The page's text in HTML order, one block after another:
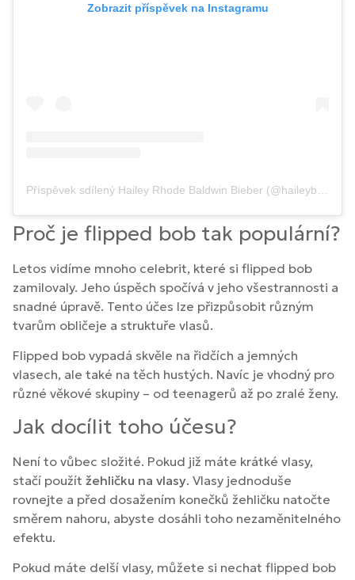
Zobrazit příspěvek na Instagramu
Proč je flipped bob tak populární?
Letos vidíme mnoho celebrit, které si flipped bob
zamilovaly. Jeho úspěch spočívá v jeho všestrannosti a
snadné úpravě. Tento účes lze přizpůsobit různým
tvarům obličeje a struktuře vlasů.
Flipped bob vypadá skvěle na řidčích a jemných
vlasech, ale také na těch hustých. Navíc je vhodný pro
různé věkové skupiny – od teenagerů až po zralé ženy.
Jak docílit toho účesu?
Není to vůbec složité. Pokud již máte krátké vlasy,
stačí použít žehličku na vlasy. Vlasy jednoduše
rovnejte a před dosažením konečků žehličku natočte
směrem nahoru, abyste dosáhli toho nezaměnitelného
efektu.
Pokud máte delší vlasy, můžete si nechat flipped bob